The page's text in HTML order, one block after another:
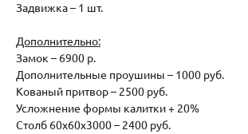
Задвижка – 1 шт.
Дополнительно:
Замок – 6900 р.
Дополнительные проушины – 1000 руб.
Кованый притвор – 2500 руб.
Усложнение формы калитки + 20%
Столб 60х60х3000 – 2400 руб.